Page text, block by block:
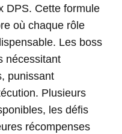
DPS. Cette formule
où chaque rôle
Les boss
nécessitant
punissant
Plusieurs
les défis
récompenses